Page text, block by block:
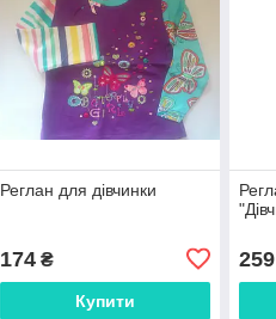
Реглан для дівчинки
174₴
Купити
259